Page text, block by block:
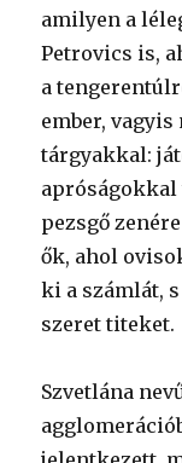
amilyen a
Petrovics is,
a
ember, vagyis
tárgyakkal:
pezsgő
ők, ahol
ki a számlát,
szeret titeket.
Szvetlána